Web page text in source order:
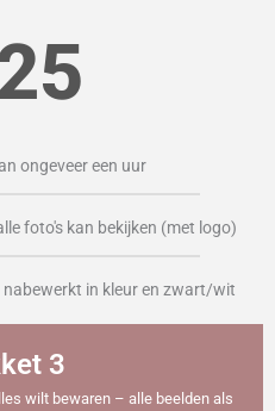
ongeveer een uur
foto's kan bekijken (met logo)
nabewerkt in kleur en zwart/wit
3
wilt bewaren – alle beelden als